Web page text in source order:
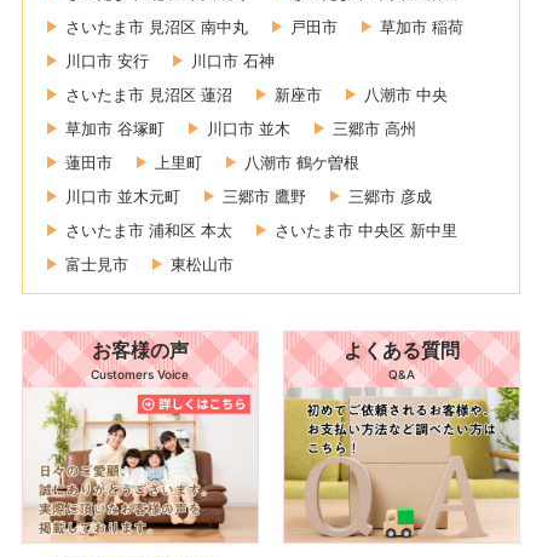
さいたま市 見沼区 南中丸
戸田市
草加市 稲荷
川口市 安行
川口市 石神
さいたま市 見沼区 蓮沼
新座市
八潮市 中央
草加市 谷塚町
川口市 並木
三郷市 高州
蓮田市
上里町
八潮市 鶴ケ曽根
川口市 並木元町
三郷市 鷹野
三郷市 彦成
さいたま市 浦和区 本太
さいたま市 中央区 新中里
富士見市
東松山市
お客様の声
Customers Voice
よくある質問
Q&A